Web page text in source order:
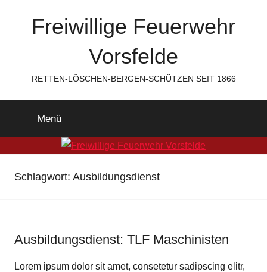
Freiwillige Feuerwehr
Vorsfelde
RETTEN-LÖSCHEN-BERGEN-SCHÜTZEN SEIT 1866
Menü
Schlagwort: Ausbildungsdienst
Ausbildungsdienst: TLF Maschinisten
Lorem ipsum dolor sit amet, consetetur sadipscing elitr,